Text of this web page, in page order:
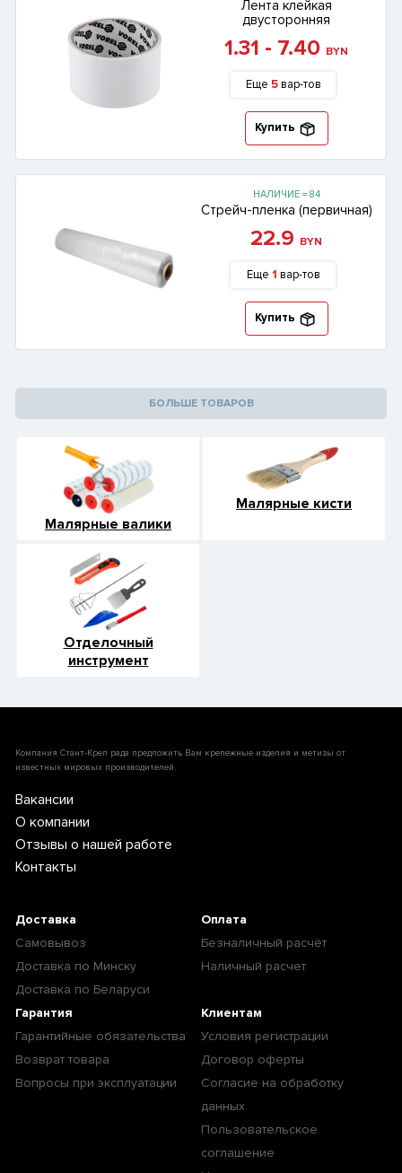
Лента клейкая
двусторонняя
1.31 - 7.40 BYN
Еще 5 вар-тов
Купить
НАЛИЧИЕ = 84
Стрейч-пленка (первичная)
22.9 BYN
Еще 1 вар-тов
Купить
БОЛЬШЕ ТОВАРОВ
Малярные валики
Малярные кисти
Отделочный
инструмент
Компания Стант-Креп рада предложить Вам крепежные изделия и метизы от
известных мировых производителей.
Вакансии
О компании
Отзывы о нашей работе
Контакты
Доставка
Самовывоз
Доставка по Минску
Доставка по Беларуси
Оплата
Безналичный расчёт
Наличный расчет
Гарантия
Гарантийные обязательства
Возврат товара
Вопросы при эксплуатации
Клиентам
Условия регистрации
Договор оферты
Согласие на обработку
данных
Пользовательское
соглашение